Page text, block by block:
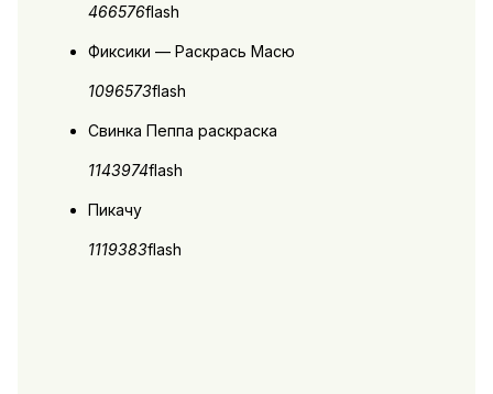
466576flash
Фиксики — Раскрась Масю
1096573flash
Свинка Пеппа раскраска
1143974flash
Пикачу
1119383flash